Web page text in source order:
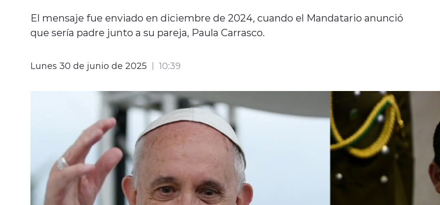
El mensaje fue enviado en diciembre de 2024, cuando el Mandatario anunció
que sería padre junto a su pareja, Paula Carrasco.
Lunes 30 de junio de 2025 10:39